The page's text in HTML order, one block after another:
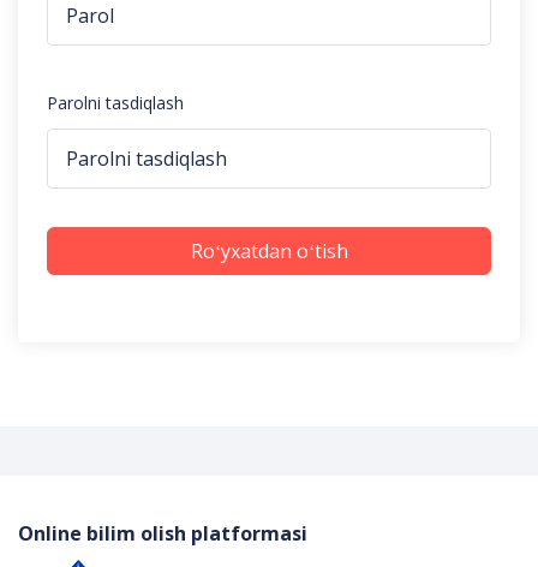
Parolni tasdiqlash
Roʻyxatdan oʻtish
Online bilim olish platformasi